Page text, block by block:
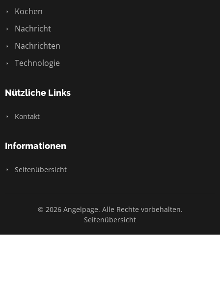
Kochen
Nachricht
Nachrichten
Technologie
Nützliche Links
Kontakt
Informationen
Seitenübersicht
© 2026 Angelpage. Alle Rechte vorbehalten.
Seitenübersicht